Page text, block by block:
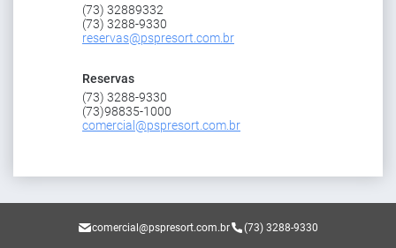
(73) 32889332
(73) 3288-9330
reservas@pspresort.com.br
Reservas
(73) 3288-9330
(73)98835-1000
comercial@pspresort.com.br
comercial@pspresort.com.br (73) 3288-9330